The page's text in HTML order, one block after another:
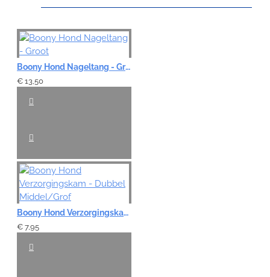
Note:HTML-code wordt niet vertaald!
Waardering:
Boony Hond Nageltang - Groot
€ 13,50
Boony Hond Verzorgingskam - Dubbel Middel/Grof
€ 7,95